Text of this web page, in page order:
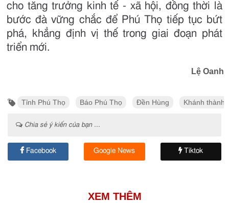
cho tăng trưởng kinh tế - xã hội, đồng thời là
bước đà vững chắc để Phú Thọ tiếp tục bứt
phá, khẳng định vị thế trong giai đoạn phát
triển mới.
Lệ Oanh
Tỉnh Phú Thọ Báo Phú Thọ Đền Hùng Khánh thành
Chia sẻ ý kiến của bạn ...
Facebook Google News Tiktok
XEM THÊM